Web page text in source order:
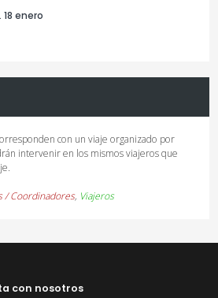
enero
con un viaje organizado por
intervenir en los mismos viajeros que
/ Coordinadores, Viajeros
con nosotros